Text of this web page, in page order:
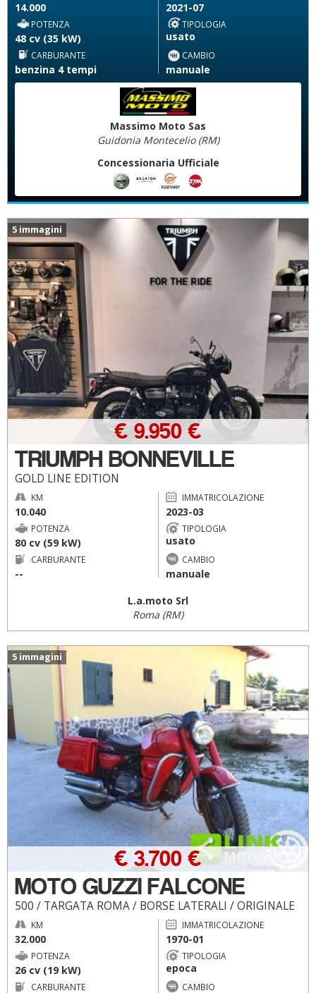
14.000 2021-07
POTENZA
48 cv (35 kW)
TIPOLOGIA
usato
CARBURANTE
benzina 4 tempi
CAMBIO
manuale
Massimo Moto Sas
Guidonia Montecelio (RM)
Concessionaria Ufficiale
5 immagini
TRIUMPH BONNEVILLE
GOLD LINE EDITION
€ 9.950 €
KM
10.040
IMMATRICOLAZIONE
2023-03
POTENZA
80 cv (59 kW)
TIPOLOGIA
usato
CARBURANTE
--
CAMBIO
manuale
L.a.moto Srl
Roma (RM)
5 immagini
MOTO GUZZI FALCONE
500 / TARGATA ROMA / BORSE LATERALI / ORIGINALE
€ 3.700 €
KM
32.000
IMMATRICOLAZIONE
1970-01
POTENZA
26 cv (19 kW)
TIPOLOGIA
epoca
CARBURANTE CAMBIO